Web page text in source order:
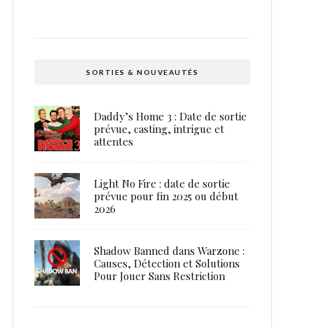
SORTIES & NOUVEAUTÉS
Daddy’s Home 3 : Date de sortie
prévue, casting, intrigue et
attentes
Light No Fire : date de sortie
prévue pour fin 2025 ou début
2026
Shadow Banned dans Warzone :
Causes, Détection et Solutions
Pour Jouer Sans Restriction